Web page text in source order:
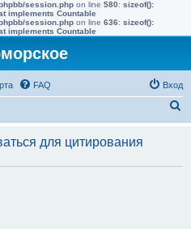
session.php on line 580: sizeof():
implements Countable
session.php on line 636: sizeof():
implements Countable
FAQ Вход
с
для цитирования